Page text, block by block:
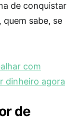
de conquistar
sabe, se
com
dinheiro agora
de